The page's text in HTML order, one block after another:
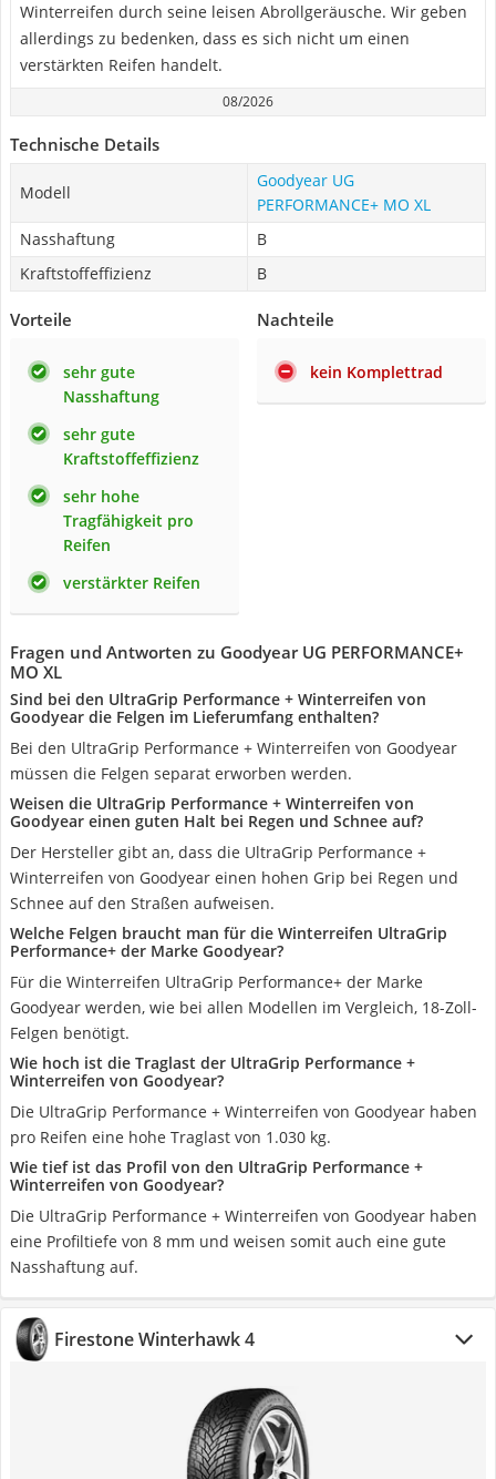
Winterreifen durch seine leisen Abrollgeräusche. Wir geben
allerdings zu bedenken, dass es sich nicht um einen
verstärkten Reifen handelt.
08/2026
Technische Details
Modell
Goodyear ‎UG
PERFORMANCE+ MO XL
Nasshaftung
B
Kraftstoffeffizienz
B
Vorteile
sehr gute
Nasshaftung
sehr gute
Kraftstoffeffizienz
sehr hohe
Tragfähigkeit pro
Reifen
verstärkter Reifen
Nachteile
kein Komplettrad
Fragen und Antworten zu Goodyear ‎UG PERFORMANCE+
MO XL
Sind bei den UltraGrip Performance + Winterreifen von
Goodyear die Felgen im Lieferumfang enthalten?
Bei den UltraGrip Performance + Winterreifen von Goodyear
müssen die Felgen separat erworben werden.
Weisen die UltraGrip Performance + Winterreifen von
Goodyear einen guten Halt bei Regen und Schnee auf?
Der Hersteller gibt an, dass die UltraGrip Performance +
Winterreifen von Goodyear einen hohen Grip bei Regen und
Schnee auf den Straßen aufweisen.
Welche Felgen braucht man für die Winterreifen UltraGrip
Performance+ der Marke Goodyear?
Für die Winterreifen UltraGrip Performance+ der Marke
Goodyear werden, wie bei allen Modellen im Vergleich, 18-Zoll-
Felgen benötigt.
Wie hoch ist die Traglast der UltraGrip Performance +
Winterreifen von Goodyear?
Die UltraGrip Performance + Winterreifen von Goodyear haben
pro Reifen eine hohe Traglast von 1.030 kg.
Wie tief ist das Profil von den UltraGrip Performance +
Winterreifen von Goodyear?
Die UltraGrip Performance + Winterreifen von Goodyear haben
eine Profiltiefe von 8 mm und weisen somit auch eine gute
Nasshaftung auf.
Firestone Winterhawk 4